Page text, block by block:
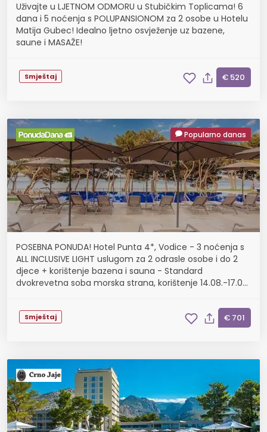
Uživajte u LJETNOM ODMORU u Stubičkim Toplicama! 6
dana i 5 noćenja s POLUPANSIONOM za 2 osobe u Hotelu
Matija Gubec! Idealno ljetno osvježenje uz bazene,
saune i MASAŽE!
Smještaj € 520
Popularno danas
POSEBNA PONUDA! Hotel Punta 4*, Vodice - 3 noćenja s
ALL INCLUSIVE LIGHT uslugom za 2 odrasle osobe i do 2
djece + korištenje bazena i sauna - Standard
dvokrevetna soba morska strana, korištenje 14.08.-17.08.
Smještaj € 701